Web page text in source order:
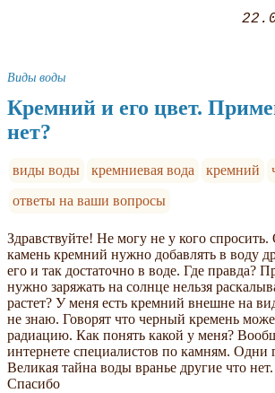
Виды воды
Кремний и его цвет.
нет?
виды воды кремниевая вода кремний
ответы на ваши вопросы
Здравствуйте! Не могу не у кого
камень кремний нужно добавлять в воду
его и так достаточно в воде. Где правда?
нужно заряжать на солнце нельзя
растет? У меня есть кремний внешне на
не знаю. Говорят что черный кремень
радиацию. Как понять какой у меня?
интернете специалистов по камням. Одни
Великая тайна воды вранье другие что
Спасибо